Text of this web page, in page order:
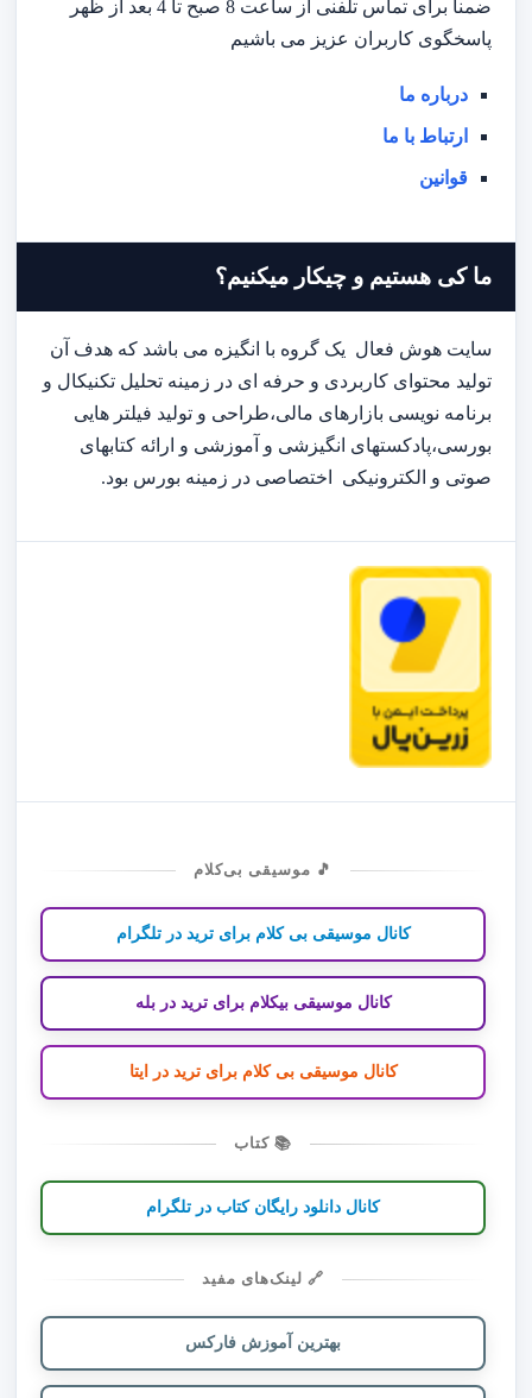
ضمنا برای تماس تلفنی از ساعت 8 صبح تا 4 بعد از ظهر
پاسخگوی کاربران عزیز می باشیم
درباره ما
ارتباط با ما
قوانین
ما کی هستیم و چیکار میکنیم؟
سایت هوش فعال یک گروه با انگیزه می باشد که هدف آن
تولید محتوای کاربردی و حرفه ای در زمینه تحلیل تکنیکال و
برنامه نویسی بازارهای مالی،طراحی و تولید فیلتر هایی
بورسی،پادکستهای انگیزشی و آموزشی و ارائه کتابهای
صوتی و الکترونیکی اختصاصی در زمینه بورس بود.
🎵 موسیقی بی‌کلام
کانال موسیقی بی کلام برای ترید در تلگرام
کانال موسیقی بیکلام برای ترید در بله
کانال موسیقی بی کلام برای ترید در ایتا
📚 کتاب
کانال دانلود رایگان کتاب در تلگرام
🔗 لینک‌های مفید
بهترین آموزش فارکس